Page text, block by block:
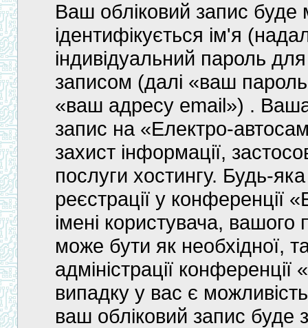
Ваш обліковий запис буде
ідентифікується ім'я
індивідуальний пароль
записом (далі «ваш
«ваш адресу email») .
запис на «Електро-
захист інформації,
послуги хостингу. Будь-
реєстрації у конференції
імені користувача,
може бути як необхідної,
адміністрації
випадку у вас є
ваш обліковий запис буде